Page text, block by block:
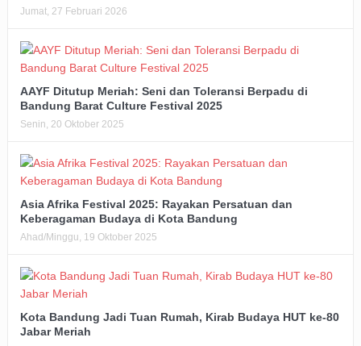
Jumat, 27 Februari 2026
AAYF Ditutup Meriah: Seni dan Toleransi Berpadu di
Bandung Barat Culture Festival 2025
Senin, 20 Oktober 2025
Asia Afrika Festival 2025: Rayakan Persatuan dan
Keberagaman Budaya di Kota Bandung
Ahad/Minggu, 19 Oktober 2025
Kota Bandung Jadi Tuan Rumah, Kirab Budaya HUT ke-80
Jabar Meriah